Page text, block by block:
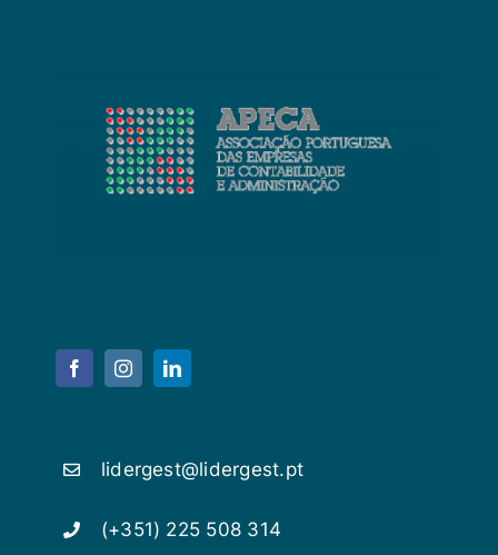
lidergest@lidergest.pt
(+351) 225 508 314